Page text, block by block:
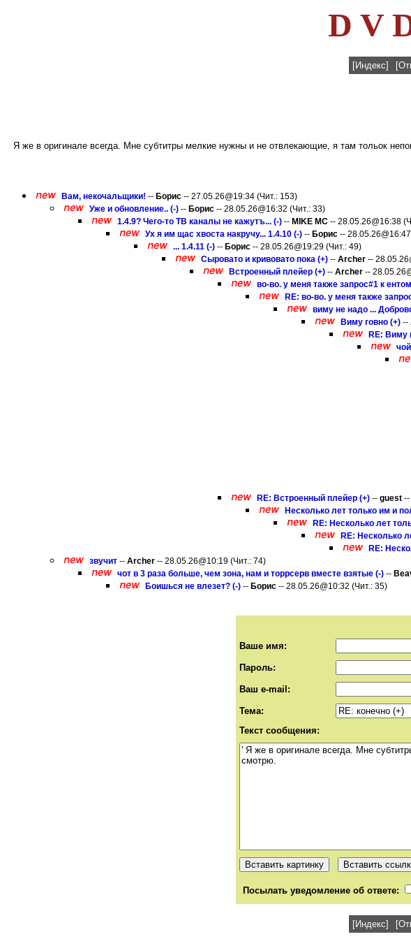
D V
[Индекс]
Я же в оригинале всегда. Мне субтитры мелкие нужны и не отвлекающие, я там тольок
Вам, некочальщики! -- Борис -- 27.05.26@19:34 (Чит.: 153)
Уже и обновление.. (-) -- Борис -- 28.05.26@16:32 (Чит.: 33)
1.4.9? Чего-то ТВ каналы не кажутъ... (-) -- MIKE MC -- 28.05.26@16:38
Ух я им щас хвоста накручу... 1.4.10 (-) -- Борис --
... 1.4.11 (-) -- Борис -- 28.05.26@19:29 (Чит.: 49)
Сыровато и кривовато пока (+) -- Archer --
Встроенный плейер (+) -- Archer --
во-во. у меня также запрос#1 к
RE: во-во. у меня также
виму не надо ...
Виму говно (+) --
RE: Виму
RE: Встроенный плейер (+) -- guest
Несколько лет только им и
RE: Несколько лет
RE: Несколько
RE:
звучит -- Archer -- 28.05.26@10:19 (Чит.: 74)
чот в 3 раза больше, чем зона, нам и торрсерв вместе взятые (-) --
Боишься не влезет? (-) -- Борис -- 28.05.26@10:32 (Чит.: 35)
Ваше имя:
Пароль:
Ваш e-mail:
Тема:
Текст сообщения:
Посылать уведомление об ответе:
[Индекс]